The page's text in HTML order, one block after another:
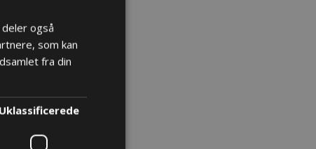
også
som kan
fra din
Uklassificerede